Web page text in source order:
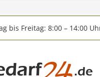
bis Freitag: 8:00 – 14:00